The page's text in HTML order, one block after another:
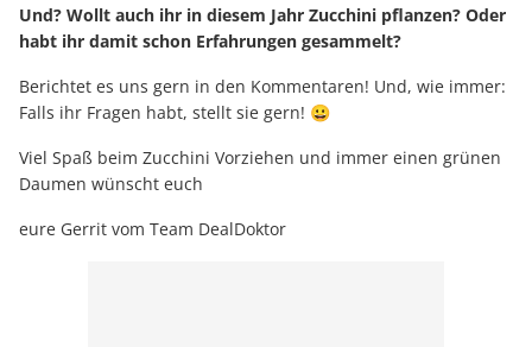
Und? Wollt auch ihr in diesem Jahr Zucchini pflanzen? Oder
habt ihr damit schon Erfahrungen gesammelt?
Berichtet es uns gern in den Kommentaren! Und, wie immer:
Falls ihr Fragen habt, stellt sie gern! 😀
Viel Spaß beim Zucchini Vorziehen und immer einen grünen
Daumen wünscht euch
eure Gerrit vom Team DealDoktor